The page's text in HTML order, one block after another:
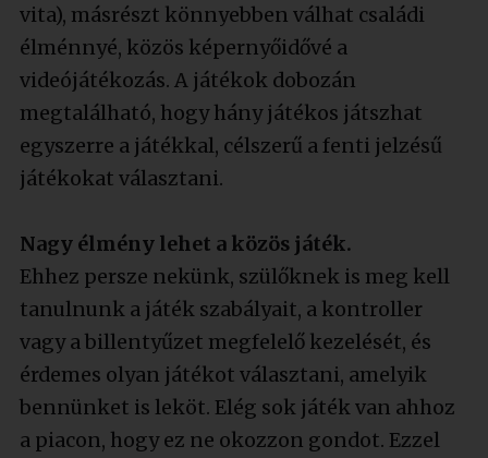
vita), másrészt könnyebben válhat családi
élménnyé, közös képernyőidővé a
videójátékozás. A játékok dobozán
megtalálható, hogy hány játékos játszhat
egyszerre a játékkal, célszerű a fenti jelzésű
játékokat választani.
Nagy élmény lehet a közös játék.
Ehhez persze nekünk, szülőknek is meg kell
tanulnunk a játék szabályait, a kontroller
vagy a billentyűzet megfelelő kezelését, és
érdemes olyan játékot választani, amelyik
bennünket is leköt. Elég sok játék van ahhoz
a piacon, hogy ez ne okozzon gondot. Ezzel